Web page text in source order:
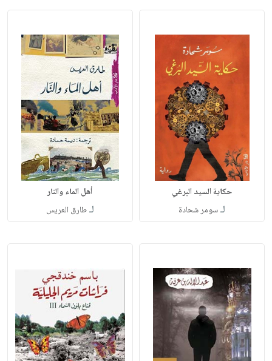
حكاية السيد البرغي
لـسومر شحادة
أهل الماء والنار
لـطارق العريس